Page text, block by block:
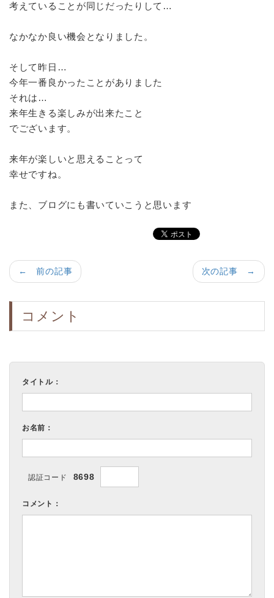
考えていることが同じだったりして…
なかなか良い機会となりました。
そして昨日…
今年一番良かったことがありました
それは…
来年生きる楽しみが出来たこと
でございます。
来年が楽しいと思えることって
幸せですね。
また、ブログにも書いていこうと思います
次の記事 →
← 前の記事
コメント
タイトル：
お名前：
認証コード 8698
コメント：